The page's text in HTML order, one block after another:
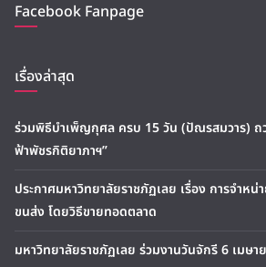
Facebook Fanpage
เรื่องล่าสุด
ร่วมพิธีบำเพ็ญกุศล ครบ 15 วัน (ปัณรสมวาร) ถ
ฟ้าพัชรกิติยาภาฯ”
ประกาศมหาวิทยาลัยราชภัฏเลย เรื่อง การจำห
ขนส่ง โดยวิธีขายทอดตลาด
มหาวิทยาลัยราชภัฏเลย ร่วมงานวันจักรี 6 เมษา